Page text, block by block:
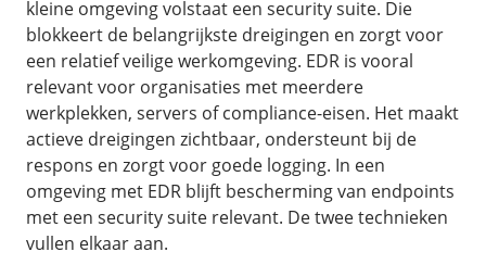
kleine omgeving volstaat een security suite. Die
blokkeert de belangrijkste dreigingen en zorgt voor
een relatief veilige werkomgeving. EDR is vooral
relevant voor organisaties met meerdere
werkplekken, servers of compliance-eisen. Het maakt
actieve dreigingen zichtbaar, ondersteunt bij de
respons en zorgt voor goede logging. In een
omgeving met EDR blijft bescherming van endpoints
met een security suite relevant. De twee technieken
vullen elkaar aan.